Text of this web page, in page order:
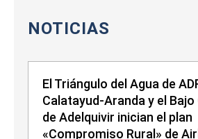
NOTICIAS
El Triángulo del Agua de
Calatayud-Aranda y el Bajo
de Adelquivir inician el plan
«Compromiso Rural» de